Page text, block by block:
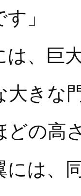
」
、巨
大きな
どの高
には、